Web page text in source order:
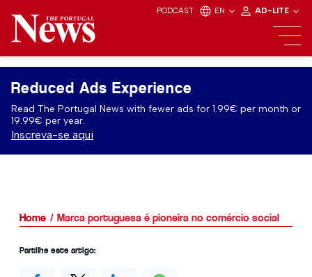
PODCAST EN AD-LITE
Reduced Ads Experience
Read The Portugal News with fewer ads for 1.99€ per month or
19.99€ per year.
Inscreva-se aqui
Home Marca portuguesa é pioneira no comércio social
Partilhe este artigo: